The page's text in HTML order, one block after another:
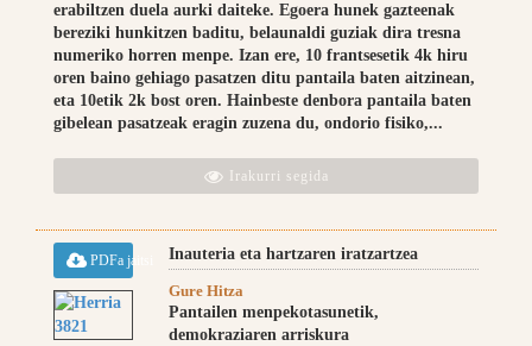
erabiltzen duela aurki daiteke. Egoera hunek gazteenak
bereziki hunkitzen baditu, belaunaldi guziak dira tresna
numeriko horren menpe. Izan ere, 10 frantsesetik 4k hiru
oren baino gehiago pasatzen ditu pantaila baten aitzinean,
eta 10etik 2k bost oren. Hainbeste denbora pantaila baten
gibelean pasatzeak eragin zuzena du, ondorio fisiko,...
Irakurri segida
PDFa jaitsi Inauteria eta hartzaren iratzartzea
Gure Hitza
Pantailen menpekotasunetik,
demokraziaren arriskura